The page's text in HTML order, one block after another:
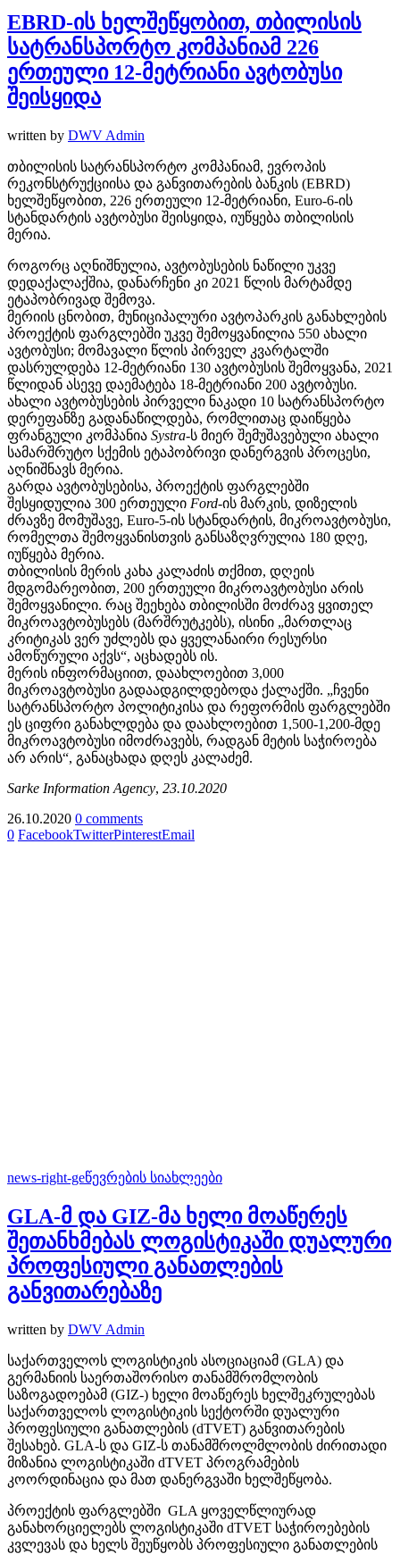
EBRD-ის ხელშეწყობით, თბილისის
სატრანსპორტო კომპანიამ 226
ერთეული 12-მეტრიანი ავტობუსი
შეისყიდა
written by DWV Admin
თბილისის სატრანსპორტო კომპანიამ, ევროპის
რეკონსტრუქციისა და განვითარების ბანკის (EBRD)
ხელშეწყობით, 226 ერთეული 12-მეტრიანი, Euro-6-ის
სტანდარტის ავტობუსი შეისყიდა, იუწყება თბილისის
მერია.
როგორც აღნიშნულია, ავტობუსების ნაწილი უკვე
დედაქალაქშია, დანარჩენი კი 2021 წლის მარტამდე
ეტაპობრივად შემოვა.
მერიის ცნობით, მუნიციპალური ავტოპარკის განახლების
პროექტის ფარგლებში უკვე შემოყვანილია 550 ახალი
ავტობუსი; მომავალი წლის პირველ კვარტალში
დასრულდება 12-მეტრიანი 130 ავტობუსის შემოყვანა, 2021
წლიდან ასევე დაემატება 18-მეტრიანი 200 ავტობუსი.
ახალი ავტობუსების პირველი ნაკადი 10 სატრანსპორტო
დერეფანზე გადანაწილდება, რომლითაც დაიწყება
ფრანგული კომპანია Systra-ს მიერ შემუშავებული ახალი
სამარშრუტო სქემის ეტაპობრივი დანერგვის პროცესი,
აღნიშნავს მერია.
გარდა ავტობუსებისა, პროექტის ფარგლებში
შესყიდულია 300 ერთეული Ford-ის მარკის, დიზელის
ძრავზე მომუშავე, Euro-5-ის სტანდარტის, მიკროავტობუსი,
რომელთა შემოყვანისთვის განსაზღვრულია 180 დღე,
იუწყება მერია.
თბილისის მერის კახა კალაძის თქმით, დღეის
მდგომარეობით, 200 ერთეული მიკროავტობუსი არის
შემოყვანილი. რაც შეეხება თბილისში მოძრავ ყვითელ
მიკროავტობუსებს (მარშრუტკებს), ისინი „მართლაც
კრიტიკას ვერ უძლებს და ყველანაირი რესურსი
ამოწურული აქვს“, აცხადებს ის.
მერის ინფორმაციით, დაახლოებით 3,000
მიკროავტობუსი გადაადგილდებოდა ქალაქში. „ჩვენი
სატრანსპორტო პოლიტიკისა და რეფორმის ფარგლებში
ეს ციფრი განახლდება და დაახლოებით 1,500-1,200-მდე
მიკროავტობუსი იმოძრავებს, რადგან მეტის საჭიროება
არ არის“, განაცხადა დღეს კალაძემ.
Sarke Information Agency, 23.10.2020
26.10.2020 0 comments
0 FacebookTwitterPinterestEmail
news-right-geწევრების სიახლეები
GLA-მ და GIZ-მა ხელი მოაწერეს
შეთანხმებას ლოგისტიკაში დუალური
პროფესიული განათლების
განვითარებაზე
written by DWV Admin
საქართველოს ლოგისტიკის ასოციაციამ (GLA) და
გერმანიის საერთაშორისო თანამშრომლობის
საზოგადოებამ (GIZ-) ხელი მოაწერეს ხელშეკრულებას
საქართველოს ლოგისტიკის სექტორში დუალური
პროფესიული განათლების (dTVET) განვითარების
შესახებ. GLA-ს და GIZ-ს თანამშროლმლობის ძირითადი
მიზანია ლოგისტიკაში dTVET პროგრამების
კოორდინაცია და მათ დანერგვაში ხელშეწყობა.
პროექტის ფარგლებში GLA ყოველწლიურად
განახორციელებს ლოგისტიკაში dTVET საჭიროებების
კვლევას და ხელს შეუწყობს პროფესიული განათლების